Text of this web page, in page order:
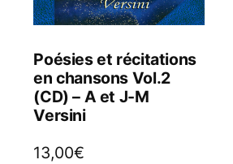
Poésies et récitations
en chansons Vol.2
(CD) – A et J-M
Versini
13,00€